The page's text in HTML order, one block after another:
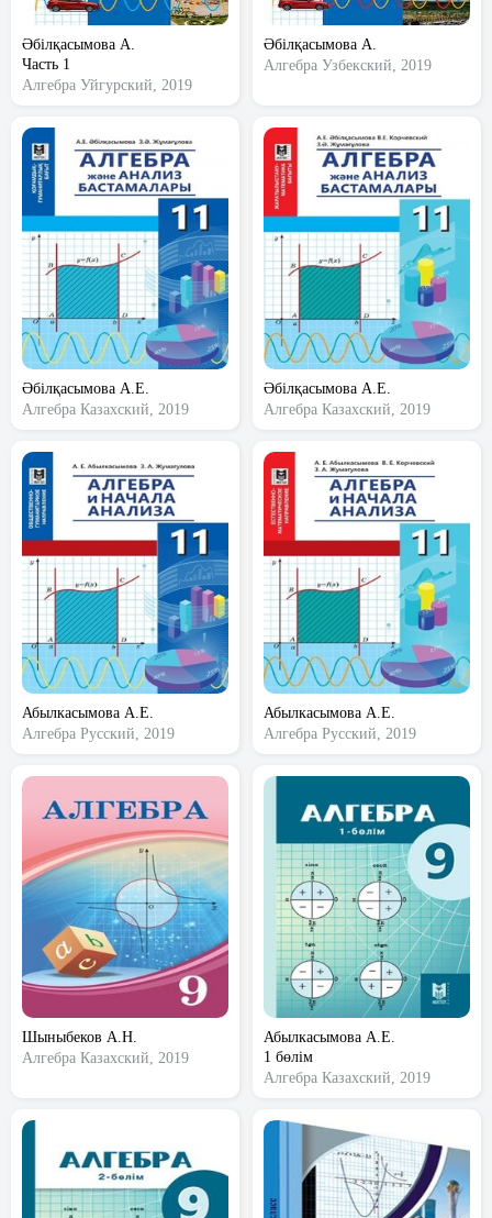
Әбілқасымова А.
Часть 1
Алгебра Уйгурский, 2019
Әбілқасымова А.
Алгебра Узбекский, 2019
Әбілқасымова А.Е.
Алгебра Казахский, 2019
Әбілқасымова А.Е.
Алгебра Казахский, 2019
Абылкасымова А.Е.
Алгебра Русский, 2019
Абылкасымова А.Е.
Алгебра Русский, 2019
Шыныбеков А.Н.
Алгебра Казахский, 2019
Абылкасымова А.Е.
1 бөлім
Алгебра Казахский, 2019